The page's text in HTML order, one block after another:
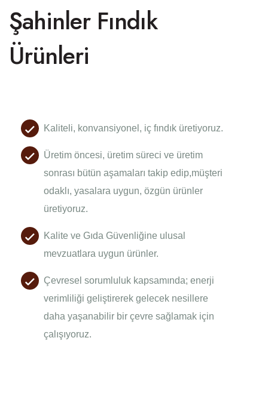
Şahinler Fındık
Ürünleri
Kaliteli, konvansiyonel, iç fındık üretiyoruz.
Üretim öncesi, üretim süreci ve üretim
sonrası bütün aşamaları takip edip,müşteri
odaklı, yasalara uygun, özgün ürünler
üretiyoruz.
Kalite ve Gıda Güvenliğine ulusal
mevzuatlara uygun ürünler.
Çevresel sorumluluk kapsamında; enerji
verimliliği geliştirerek gelecek nesillere
daha yaşanabilir bir çevre sağlamak için
çalışıyoruz.